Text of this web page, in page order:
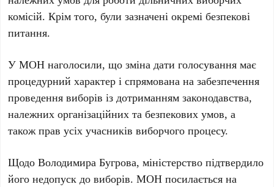
комісій. Крім того, були зазначені окремі безпекові
питання.
У МОН наголосили, щозміна дати голосування має
процедурний характер і спрямована на забезпечення
проведення виборів із дотриманням законодавства,
належних організаційних та безпекових умов, а
також прав усіх учасників виборчого процесу.
ЩодоВолодимира Бугрова, міністерство підтвердило
його недопуск до виборів. МОН посилається на